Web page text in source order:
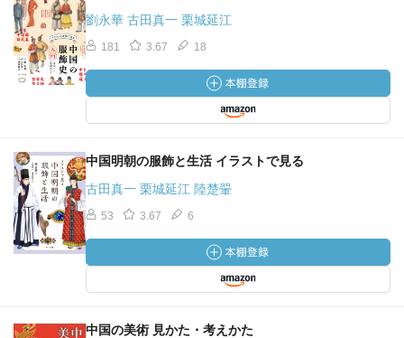
劉永華 古田真一 栗城延江
181 3.67 18
中国明朝の服飾と生活 イラストで見る
古田真一 栗城延江 陸楚翬
53 3.67 6
中国の美術 見かた・考えかた